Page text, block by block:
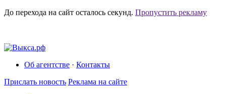
До перехода на сайт осталось секунд. Пропустить рекламу
Об агентстве · Контакты
Прислать новость Реклама на сайте